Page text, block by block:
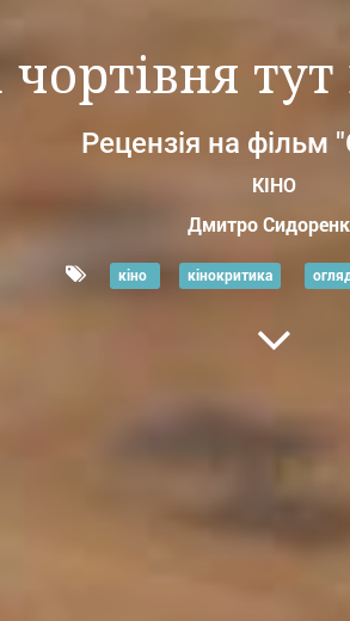
тут
Рецензія на фільм
КІНО
Дмитро
кіно кінокритика